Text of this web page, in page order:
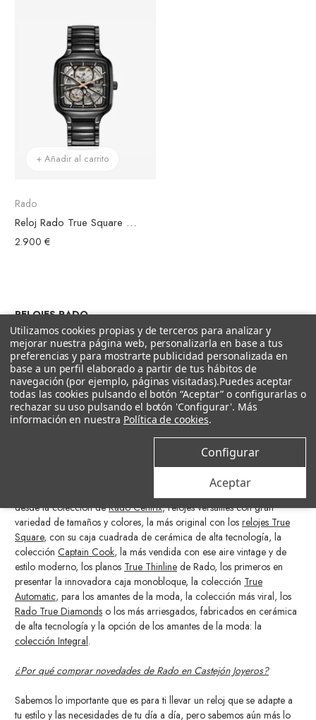
+ Añadir al carrito
Rado
Reloj Rado True Square Automático Open Heart Negro
2.900 €
RELOJES RADO
¿En busca de un reloj de lujo silencioso? Un reloj que no solo marca
el tiempo, si no también tu estilo y sofisticación. En Castejón Joyeros lo
tenemos muy claro, los relojes Rado son todo lo que buscas, unos
relojes que te invitan a explorar un mundo de elegancia y artesanía.
Cada reloj está diseñado pare reflejar esa atemporalidad que tanto
deseamos combinado con la precisión suiza que lo caracteriza.
estilos, desde lo más clásico hasta relojes modernos, arriesgados y
vanguardistas que hace que aciertes en tu reloj tengas el estilo que
tengas. ¿Sabes lo que es mirarte la muñeca y ver una declaración de
intenciones? Ahora lo sabrás. ¿Qué colección es la tuya? Vamos
desde la colección deRado Centrix, relojes versátiles con gran
variedad de tamaños y colores, la más original con los relojes True
Square, con su caja cuadrada de cerámica de alta tecnología, la
colección Captain Cook, la más vendida con ese aire vintage y de
estilo moderno, los planos True Thinline de Rado, los primeros en
presentar la innovadora caja monobloque, la colección True
Automatic, para los amantes de la moda, la colección más viral, los
Rado True Diamonds o los más arriesgados, fabricados en cerámica
de alta tecnología y la opción de los amantes de la moda: la
colección Integral.
¿Por qué comprar novedades de Rado en Castejón Joyeros?
Sabemos lo importante que es para ti llevar un reloj que se adapte a
tu estilo y las necesidades de tu día a día, pero sabemos aún más lo
Utilizamos cookies propias y de terceros para analizar y
mejorar nuestra página web, personalizarla en base a tus
preferencias y para mostrarte publicidad personalizada en
base a un perfil elaborado a partir de tus hábitos de
navegación (por ejemplo, páginas visitadas).Puedes aceptar
todas las cookies pulsando el botón “Aceptar” o configurarlas o
rechazar su uso pulsando el botón 'Configurar'. Más
información en nuestra Política de cookies.
Configurar
Aceptar